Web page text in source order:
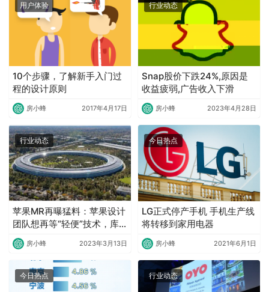
用户体验
10个步骤，了解新手入门过
程的设计原则
房小蜂 2017年4月17日
行业动态
Snap股价下跌24%,原因是
收益疲弱,广告收入下滑
房小蜂 2023年4月28日
行业动态
苹果MR再曝猛料：苹果设计
团队想再等“轻便”技术，库
克决定今年亮相
房小蜂 2023年3月13日
今日热点
LG正式停产手机 手机生产线
将转移到家用电器
房小蜂 2021年6月1日
今日热点 行业动态